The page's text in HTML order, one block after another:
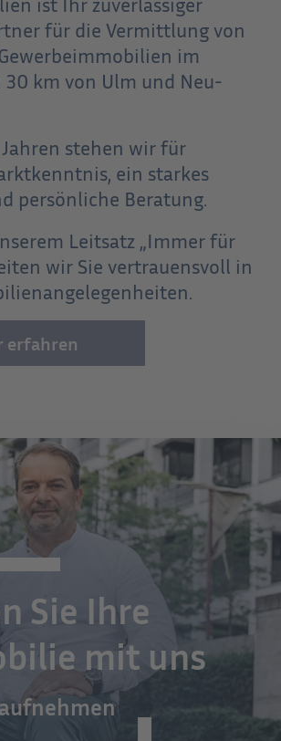
für die Vermittlung von
im
30 km von Ulm und Neu-
stehen wir für
ein starkes
persönliche Beratung.
Leitsatz „Immer für
wir Sie vertrauensvoll in
erfahren
Sie Ihre
mit uns